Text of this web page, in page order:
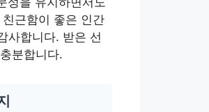
근함이 좋은 인간
사합니다. 받은 선
분합니다.